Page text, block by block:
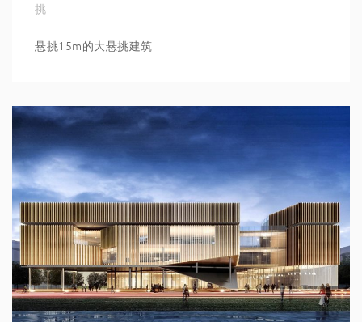
挑
悬挑15m的大悬挑建筑